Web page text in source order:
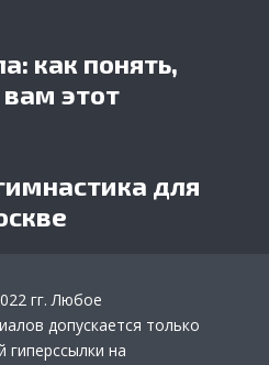
как понять,
этот
для
гг. Любое
допускается только
гиперссылки на